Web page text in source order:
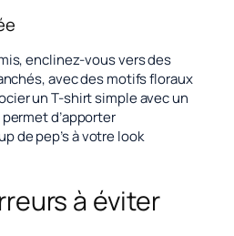
enclinez-vous vers des
avec des motifs floraux
un T-shirt simple avec un
d’apporter
de pep’s à votre look
à éviter